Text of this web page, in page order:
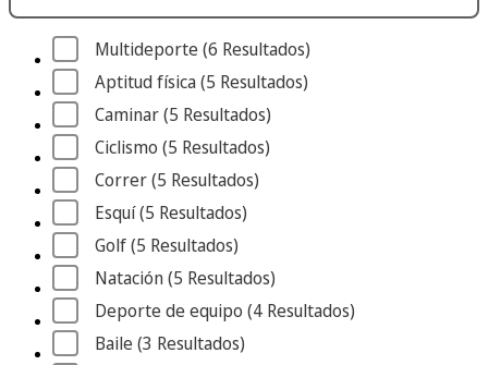
Multideporte (6 Resultados)
Aptitud física (5 Resultados)
Caminar (5 Resultados)
Ciclismo (5 Resultados)
Correr (5 Resultados)
Esquí (5 Resultados)
Golf (5 Resultados)
Natación (5 Resultados)
Deporte de equipo (4 Resultados)
Baile (3 Resultados)